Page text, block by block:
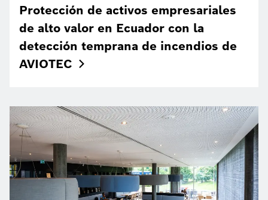
Protección de activos empresariales
de alto valor en Ecuador con la
detección temprana de incendios de
AVIOTEC